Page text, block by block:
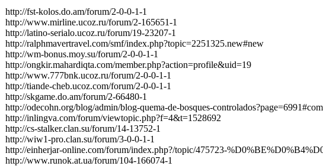
http://fst-kolos.do.am/forum/2-0-0-1-1
http://www.mirline.ucoz.ru/forum/2-165651-1
http://latino-serialo.ucoz.ru/forum/19-23207-1
http://ralphmavertravel.com/smf/index.php?topic=2251325.new#new
http://wm-bonus.moy.su/forum/2-0-0-1-1
http://ongkir.mahardiqta.com/member.php?action=profile&uid=19
http://www.777bnk.ucoz.ru/forum/2-0-0-1-1
http://tiande-cheb.ucoz.com/forum/2-0-0-1-1
http://skgame.do.am/forum/2-66480-1
http://odecohn.org/blog/admin/blog-quema-de-bosques-
http://inlingva.com/forum/viewtopic.php?f=4&t=1528692
http://cs-stalker.clan.su/forum/14-13752-1
http://wiw1-pro.clan.su/forum/3-0-0-1-1
http://einherjar-online.com/forum/index.php?/topic/475723-
http://www.runok.at.ua/forum/104-166074-1